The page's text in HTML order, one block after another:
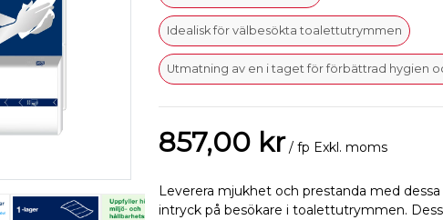
Idealisk för välbesökta toalettutrymmen
Utmatning av en i taget för förbättrad hygien
857,00 kr / fp Exkl. moms
Leverera mjukhet och prestanda med
intryck på besökare i toalettutrymmen.